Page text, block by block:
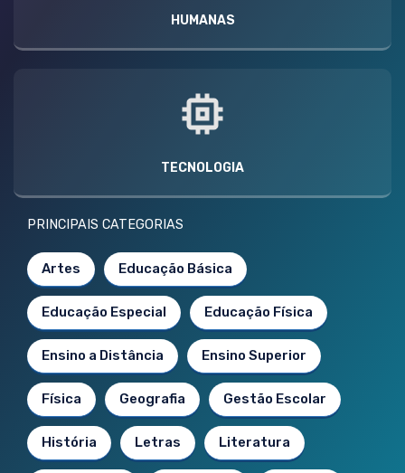
HUMANAS
TECNOLOGIA
PRINCIPAIS CATEGORIAS
Artes Educação Básica
Educação Especial Educação Física
Ensino a Distância Ensino Superior
Física Geografia Gestão Escolar
História Letras Literatura